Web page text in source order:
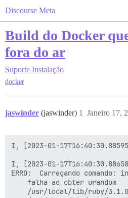
Discourse Meta
Build do Docker
fora do ar
Suporte Instalação
docker
jaswinder (jaswinder) Janeiro 17,
1
I, [2023-01-
I, [2023-01-
ERRO:  Carregando